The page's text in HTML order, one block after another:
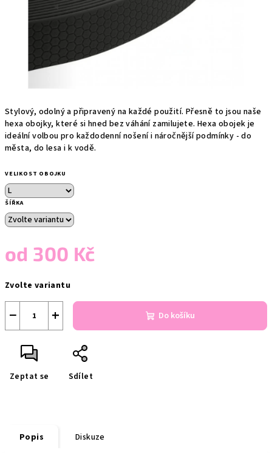
Stylový, odolný a připravený na každé použití. Přesně to jsou naše
hexa obojky, které si hned bez váhání zamilujete. Hexa obojek je
ideální volbou pro každodenní nošení i náročnější podmínky - do
města, do lesa i k vodě.
VELIKOST OBOJKU
ŠÍŘKA
od 300 Kč
cena:
Zvolte variantu
+
− Do košíku
Zeptat se Sdílet
Popis Diskuze